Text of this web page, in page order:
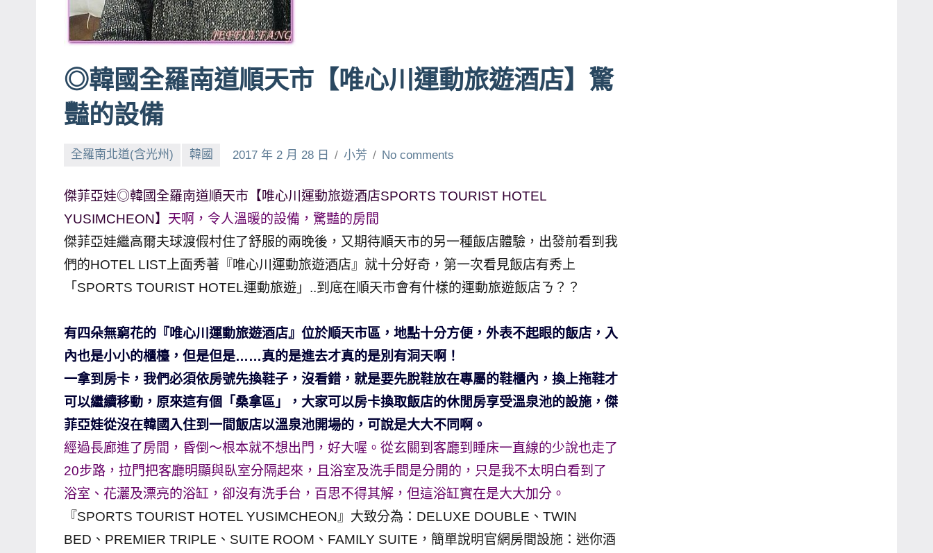
賓、
News
探
節
班
外
景
節
主
持、
哥
窟
旅
遊
書
作
者、
表
◎韓國全羅南道順天市【唯心川運動旅遊酒店】驚
豔的設備
全羅南北道(含光州) 韓國 2017 年 2 月 28 日 小芳 No comments
傑菲亞娃◎韓國全羅南道順天市【唯心川運動旅遊酒店SPORTS TOURIST HOTEL
YUSIMCHEON】 天啊，令人溫暖的設備，驚豔的房間
傑菲亞娃繼高爾夫球渡假村住了舒服的兩晚後，又期待順天市的另一種飯店體驗，出發前看到我
們的HOTEL LIST上面秀著『唯心川運動旅遊酒店』就十分好奇，第一次看見飯店有秀上
「SPORTS TOURIST HOTEL運動旅遊」..到底在順天市會有什樣的運動旅遊飯店ㄋ？？
有四朵無窮花的『唯心川運動旅遊酒店』位於順天市區，地點十分方便，外表不起眼的飯店，入
內也是小小的櫃檯，但是但是……真的是進去才真的是別有洞天啊！
一拿到房卡，我們必須依房號先換鞋子，沒看錯，就是要先脫鞋放在專屬的鞋櫃內，換上拖鞋才
可以繼續移動，原來這有個「桑拿區」，大家可以房卡換取飯店的休閒房享受溫泉池的設施，傑
菲亞娃從沒在韓國入住到一間飯店以溫泉池開場的，可說是大大不同啊。
經過長廊進了房間，昏倒～根本就不想出門，好大喔。從玄關到客廳到睡床一直線的少說也走了
20步路，拉門把客廳明顯與臥室分隔起來，且浴室及洗手間是分開的，只是我不太明白看到了
浴室、花灑及漂亮的浴缸，卻沒有洗手台，百思不得其解，但這浴缸實在是大大加分。
『SPORTS TOURIST HOTEL YUSIMCHEON』大致分為：DELUXE DOUBLE、TWIN
BED、PREMIER TRIPLE、SUITE ROOM、FAMILY SUITE，簡單說明官網房間設施：迷你酒